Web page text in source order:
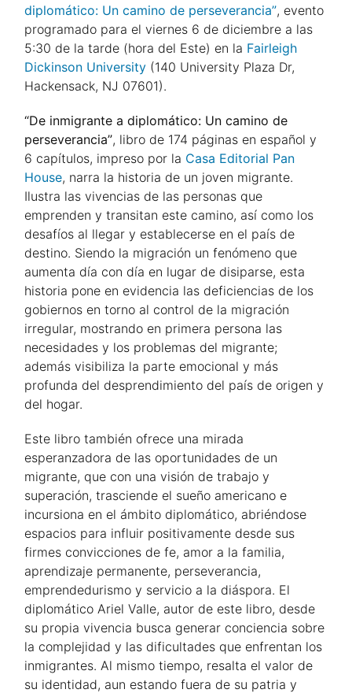
diplomático: Un camino de perseverancia”, evento
programado para el viernes 6 de diciembre a las
5:30 de la tarde (hora del Este) en la Fairleigh
Dickinson University (140 University Plaza Dr,
Hackensack, NJ 07601).
“De inmigrante a diplomático: Un camino de
perseverancia”, libro de 174 páginas en español y
6 capítulos, impreso por la Casa Editorial Pan
House, narra la historia de un joven migrante.
Ilustra las vivencias de las personas que
emprenden y transitan este camino, así como los
desafíos al llegar y establecerse en el país de
destino. Siendo la migración un fenómeno que
aumenta día con día en lugar de disiparse, esta
historia pone en evidencia las deficiencias de los
gobiernos en torno al control de la migración
irregular, mostrando en primera persona las
necesidades y los problemas del migrante;
además visibiliza la parte emocional y más
profunda del desprendimiento del país de origen y
del hogar.
Este libro también ofrece una mirada
esperanzadora de las oportunidades de un
migrante, que con una visión de trabajo y
superación, trasciende el sueño americano e
incursiona en el ámbito diplomático, abriéndose
espacios para influir positivamente desde sus
firmes convicciones de fe, amor a la familia,
aprendizaje permanente, perseverancia,
emprendedurismo y servicio a la diáspora. El
diplomático Ariel Valle, autor de este libro, desde
su propia vivencia busca generar conciencia sobre
la complejidad y las dificultades que enfrentan los
inmigrantes. Al mismo tiempo, resalta el valor de
su identidad, aun estando fuera de su patria y